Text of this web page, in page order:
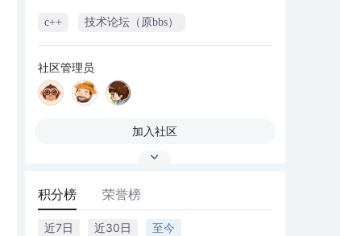
c++ 技术论坛（原bbs）
社区管理员
加入社区
积分榜 荣誉榜
近7日 近30日 至今